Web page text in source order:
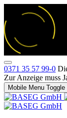
0371 35 57 99-0
Zur Anzeige muss
Mobile Menu Toggle